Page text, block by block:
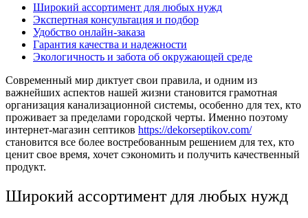
Широкий ассортимент для любых нужд
Экспертная консультация и подбор
Удобство онлайн-заказа
Гарантия качества и надежности
Экологичность и забота об окружающей среде
Современный мир диктует свои правила, и одним из
важнейших аспектов нашей жизни становится грамотная
организация канализационной системы, особенно для тех, кто
проживает за пределами городской черты. Именно поэтому
интернет-магазин септиков https://dekorseptikov.com/
становится все более востребованным решением для тех, кто
ценит свое время, хочет сэкономить и получить качественный
продукт.
Широкий ассортимент для любых нужд